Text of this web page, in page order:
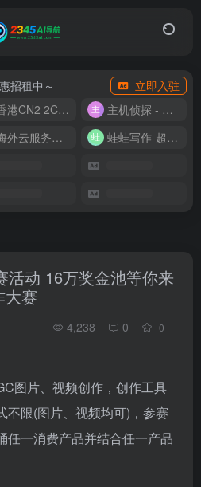
招租中～
立即入驻
香港CN2 2C2G20M 9.9/月
主机侦探 - 少花钱，用好云
海外云服务器全网最低价 蛙蛙写作-超级AI智能写作助手
活动 16万奖金池等你来
大赛
4,238 0 0
图片、视频创作，创作工具
不限(图片、视频均可)，参赛
任一消费产品并结合任一产品